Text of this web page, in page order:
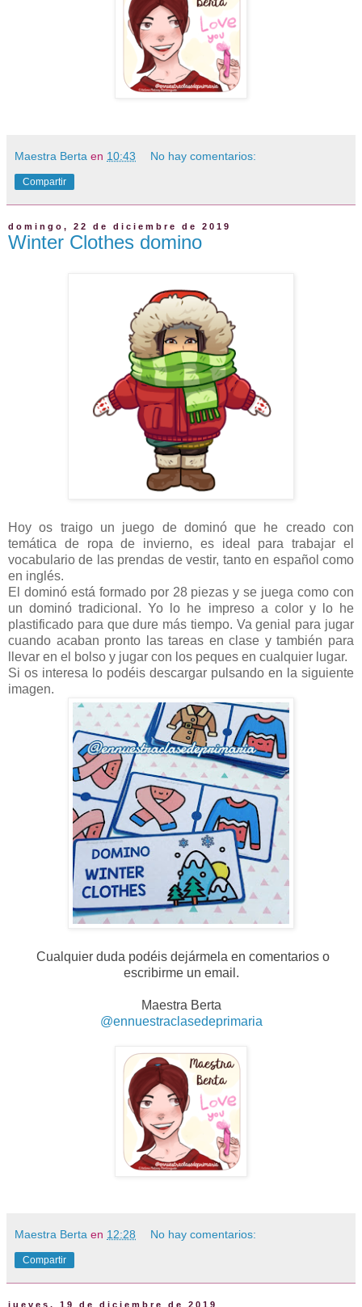
Maestra Berta en 10:43 No hay comentarios:
Compartir
domingo, 22 de diciembre de 2019
Winter Clothes domino
Hoy os traigo un juego de dominó que he creado con
temática de ropa de invierno, es ideal para trabajar el
vocabulario de las prendas de vestir, tanto en español como
en inglés.
El dominó está formado por 28 piezas y se juega como con
un dominó tradicional. Yo lo he impreso a color y lo he
plastificado para que dure más tiempo. Va genial para jugar
cuando acaban pronto las tareas en clase y también para
llevar en el bolso y jugar con los peques en cualquier lugar.
Si os interesa lo podéis descargar pulsando en la siguiente
imagen.
Cualquier duda podéis dejármela en comentarios o
escribirme un email.
Maestra Berta
@ennuestraclasedeprimaria
Maestra Berta en 12:28 No hay comentarios:
Compartir
jueves, 19 de diciembre de 2019